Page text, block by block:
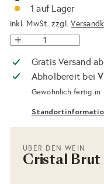
1 auf Lager
inkl. MwSt. zzgl.
Gratis Versand
Abholbereit bei
Gewöhnlich fertig in
ÜBER DEN WEIN
Cristal Brut